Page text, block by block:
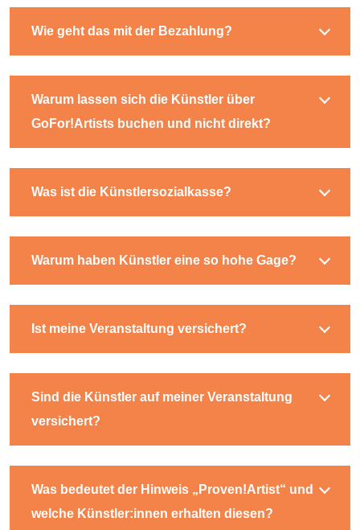
Wie geht das mit der Bezahlung?
Warum lassen sich die Künstler über
GoFor!Artists buchen und nicht direkt?
Was ist die Künstlersozialkasse?
Warum haben Künstler eine so hohe Gage?
Ist meine Veranstaltung versichert?
Sind die Künstler auf meiner Veranstaltung
versichert?
Was bedeutet der Hinweis „Proven!Artist“ und
welche Künstler:innen erhalten diesen?